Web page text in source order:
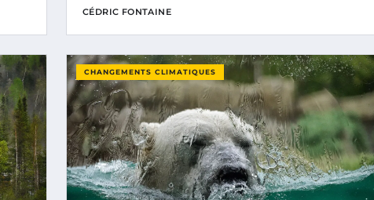
CÉDRIC FONTAINE
CHANGEMENTS CLIMATIQUES